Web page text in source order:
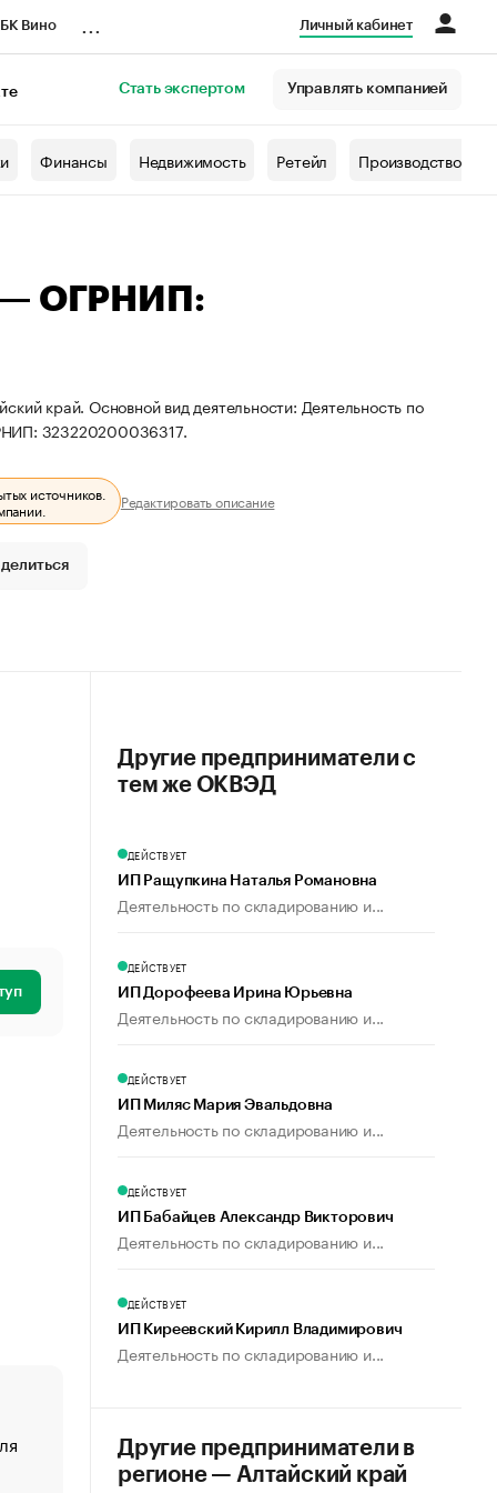
Вино Личный кабинет
Стать экспертом Управлять компанией
Финансы Недвижимость Ретейл Производство
— ОГРНИП:
край. Основной вид деятельности: Деятельность по
323220200036317.
источников. Редактировать описание
«От спорта тело стареет иначе». Как живет глава
создавшей GTA
Другие предприниматели с
тем же ОКВЭД
ДЕЙСТВУЕТ
ИП Ращупкина Наталья Романовна
Деятельность по складированию и...
ДЕЙСТВУЕТ
ИП Дорофеева Ирина Юрьевна
Деятельность по складированию и...
ДЕЙСТВУЕТ
ИП Миляс Мария Эвальдовна
Деятельность по складированию и...
ДЕЙСТВУЕТ
ИП Бабайцев Александр Викторович
Деятельность по складированию и...
ДЕЙСТВУЕТ
ИП Киреевский Кирилл Владимирович
Деятельность по складированию и...
Другие предприниматели в
регионе — Алтайский край